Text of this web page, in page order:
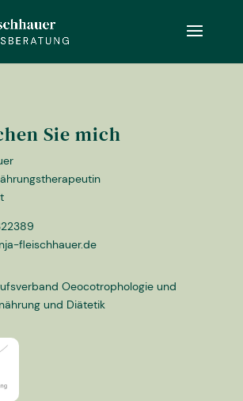
Sie mich
fleischhauer.de
Oeocotrophologie und
und Diätetik